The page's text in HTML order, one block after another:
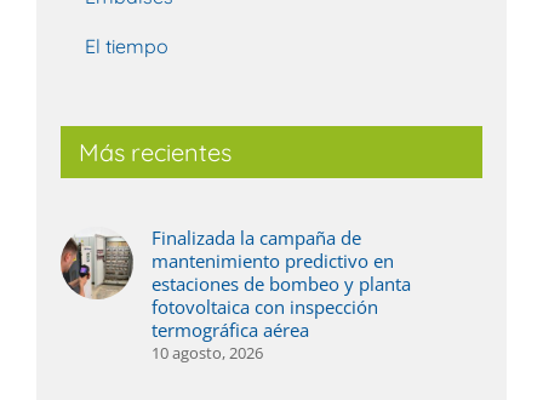
El tiempo
Más recientes
Finalizada la campaña de
mantenimiento predictivo en
estaciones de bombeo y planta
fotovoltaica con inspección
termográfica aérea
10 agosto, 2026